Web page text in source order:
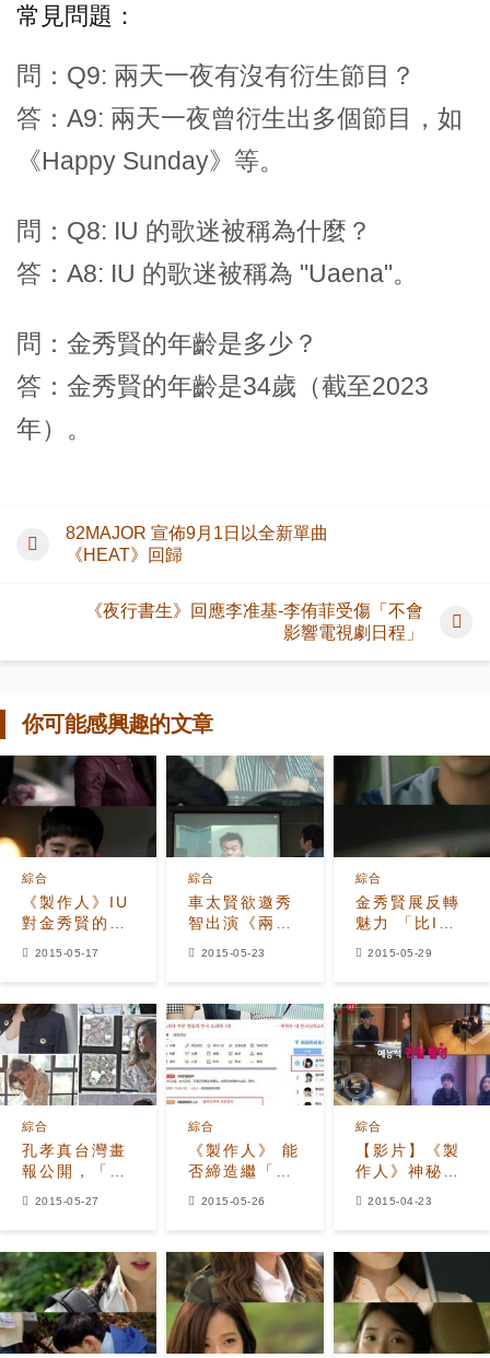
常見問題：
問：Q9: 兩天一夜有沒有衍生節目？
答：A9: 兩天一夜曾衍生出多個節目，如
《Happy Sunday》等。
問：Q8: IU 的歌迷被稱為什麼？
答：A8: IU 的歌迷被稱為 "Uaena"。
問：金秀賢的年齡是多少？
答：金秀賢的年齡是34歲（截至2023
年）。
82MAJOR 宣佈9月1日以全新單曲
《HEAT》回歸
《夜行書生》回應李准基-李侑菲受傷「不會
影響電視劇日程」
你可能感興趣的文章
《製作人》IU
對金秀賢的好
綜合
2015-05-17
車太賢欲邀秀
智出演《兩天
綜合
2015-05-23
金秀賢展反轉
魅力 「比IU
綜合
2015-05-29
孔孝真台灣畫
報公開，「清
綜合
2015-05-27
《製作人》 能
否締造繼「都
綜合
2015-05-26
【影片】《製
作人》神秘排
綜合
2015-04-23